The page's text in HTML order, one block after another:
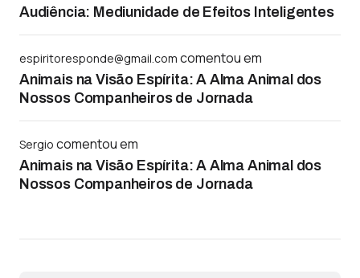
Audiência: Mediunidade de Efeitos Inteligentes
espiritoresponde@gmail.com comentou em
Animais na Visão Espírita: A Alma Animal dos
Nossos Companheiros de Jornada
Sergio comentou em
Animais na Visão Espírita: A Alma Animal dos
Nossos Companheiros de Jornada